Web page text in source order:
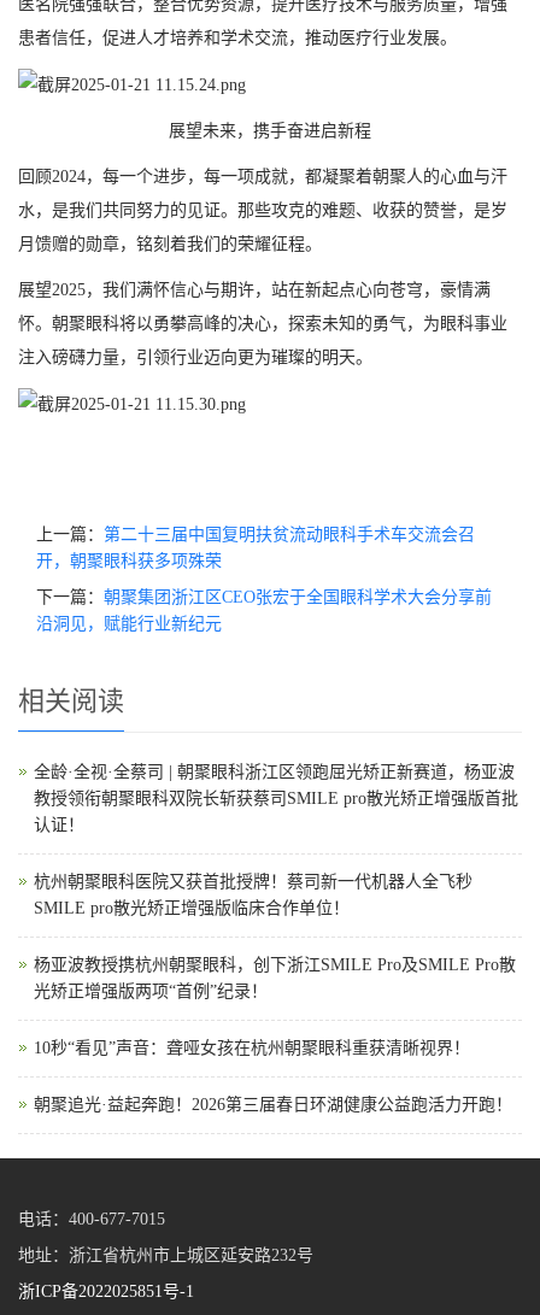
医名院强强联合，整合优势资源，提升医疗技术与服务质量，增强
患者信任，促进人才培养和学术交流，推动医疗行业发展。
展望未来，携手奋进启新程
回顾2024，每一个进步，每一项成就，都凝聚着朝聚人的心血与汗
水，是我们共同努力的见证。那些攻克的难题、收获的赞誉，是岁
月馈赠的勋章，铭刻着我们的荣耀征程。
展望2025，我们满怀信心与期许，站在新起点心向苍穹，豪情满
怀。朝聚眼科将以勇攀高峰的决心，探索未知的勇气，为眼科事业
注入磅礴力量，引领行业迈向更为璀璨的明天。
上一篇： 第二十三届中国复明扶贫流动眼科手术车交流会召
开，朝聚眼科获多项殊荣
下一篇： 朝聚集团浙江区CEO张宏于全国眼科学术大会分享前
沿洞见，赋能行业新纪元
相关阅读
全龄·全视·全蔡司 | 朝聚眼科浙江区领跑屈光矫正新赛道，杨亚波
教授领衔朝聚眼科双院长斩获蔡司SMILE pro散光矫正增强版首批
认证！
杭州朝聚眼科医院又获首批授牌！蔡司新一代机器人全飞秒
SMILE pro散光矫正增强版临床合作单位！
杨亚波教授携杭州朝聚眼科，创下浙江SMILE Pro及SMILE Pro散
光矫正增强版两项“首例”纪录！
10秒“看见”声音：聋哑女孩在杭州朝聚眼科重获清晰视界！
朝聚追光·益起奔跑！2026第三届春日环湖健康公益跑活力开跑！
电话：400-677-7015
地址：浙江省杭州市上城区延安路232号
浙ICP备2022025851号-1